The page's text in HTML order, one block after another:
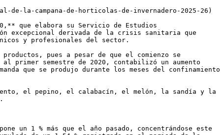
la-campana-de-horticolas-de-invernadero-2025-26)
que elabora su Servicio de Estudios
excepcional derivada de la crisis sanitaria que
y profesionales del sector.
pues a pesar de que el comienzo se
primer semestre de 2020, contabilizó un aumento
que se produjo durante los meses del confinamiento
el pepino, el calabacín, el melón, la sandía y la
un 1 % más que el año pasado, concentrándose este